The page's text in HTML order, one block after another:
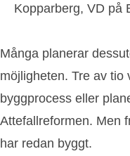
Kopparberg, VD på
Många planerar
möjligheten. Tre av tio
byggprocess eller
Attefallreformen. Men
har redan byggt.